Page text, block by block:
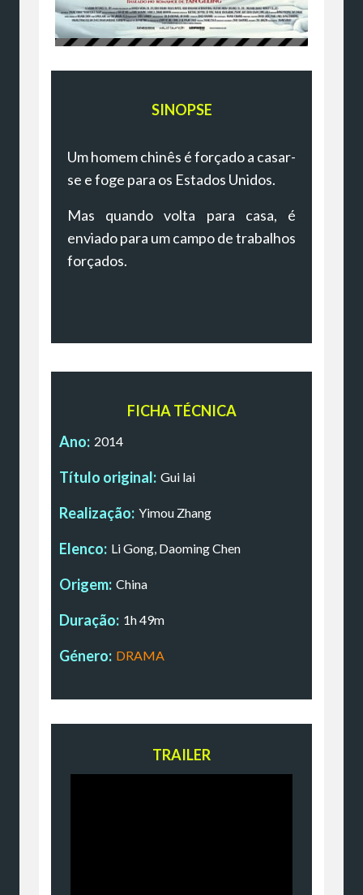
SINOPSE
Um homem chinês é forçado a casar-
se e foge para os Estados Unidos.
Mas quando volta para casa, é
enviado para um campo de trabalhos
forçados.
FICHA TÉCNICA
Ano: 2014
Título original: Gui lai
Realização: Yimou Zhang
Elenco: Li Gong, Daoming Chen
Origem: China
Duração: 1h 49m
Género: DRAMA
TRAILER